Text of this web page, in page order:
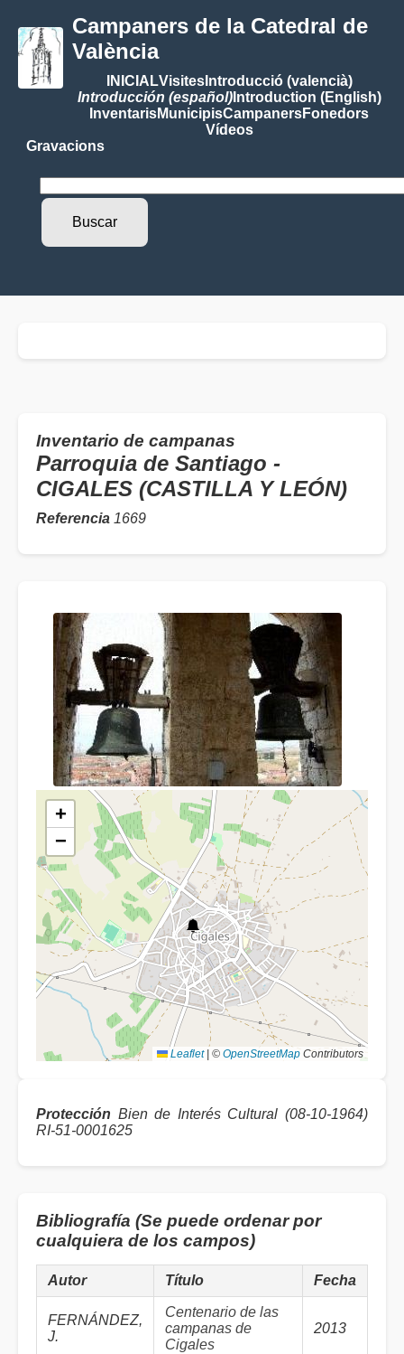
Campaners de la Catedral de
València
INICIALVisitesIntroducció (valencià)
Introducción (español)Introduction (English)
InventarisMunicipisCampanersFonedors
Vídeos
Gravacions
Inventario de campanas
Parroquia de Santiago -
CIGALES (CASTILLA Y LEÓN)
Referencia 1669
+
−
Leaflet © OpenStreetMap Contributors
Protección Bien de Interés Cultural (08-10-1964)
RI-51-0001625
Bibliografía (Se puede ordenar por
cualquiera de los campos)
Autor Título Fecha
FERNÁNDEZ,
J.
Centenario de las
campanas de
Cigales
2013